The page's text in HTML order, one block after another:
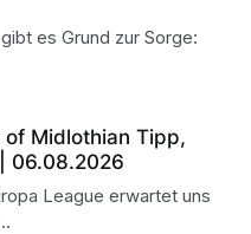
es Grund zur Sorge:
Midlothian Tipp,
06.08.2026
League erwartet uns